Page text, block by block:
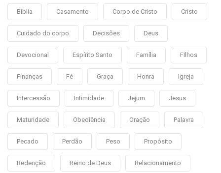
Bíblia Casamento Corpo de Cristo Cristo
Cuidado do corpo Decisões Deus
Devocional Espírito Santo Família FIlhos
Finanças Fé Graça Honra Igreja
Intercessão Intimidade Jejum Jesus
Maturidade Obediência Oração Palavra
Pecado Perdão Peso Propósito
Redenção Reino de Deus Relacionamento